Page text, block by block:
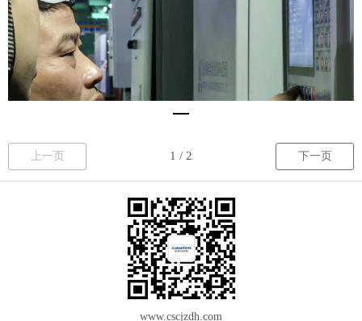
上一页 下一页
www.cscjzdh.com